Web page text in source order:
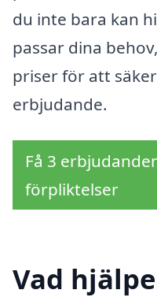
du inte bara kan
passar dina
priser för att
erbjudande.
Få 3
förpliktelser
Vad